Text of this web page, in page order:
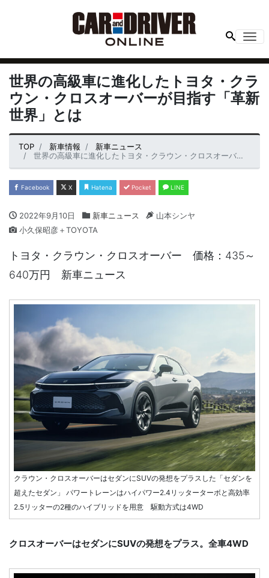
世界の高級車に進化したトヨタ・クラ
ウン・クロスオーバーが目指す「革新
世界」とは
TOP 新車情報
新車ニュース
世界の高級車に進化したトヨタ・クラウン・クロスオーバーが目指す「革新世界」とは
Facebook X Hatena Pocket LINE
2022年9月10日 新車ニュース
山本シンヤ
小久保昭彦＋TOYOTA
トヨタ・クラウン・クロスオーバー 価格：435～
640万円 新車ニュース
クラウン・クロスオーバーはセダンにSUVの発想をプラスした「セダンを
超えたセダン」 パワートレーンはハイパワー2.4リッターターボと高効率
2.5リッターの2種のハイブリッドを用意 駆動方式は4WD
クロスオーバーはセダンにSUVの発想をプラス。全車4WD